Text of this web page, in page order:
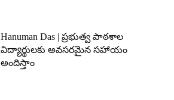
Hanuman Das | ప్రభుత్వ పాఠశాల
విద్యార్థులకు అవసరమైన సహాయం
అందిస్తాం